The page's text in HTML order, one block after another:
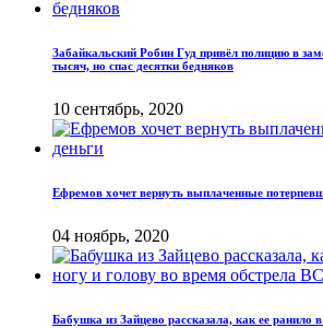
Забайкальский Робин Гуд привёл полицию в
тысяч, но спас десятки бедняков
10 сентябрь, 2020
Ефремов хочет вернуть выплаченные
04 ноябрь, 2020
Бабушка из Зайцево рассказала, как ее ранило